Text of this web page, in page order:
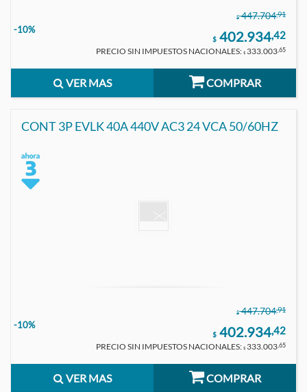
$ 447.704,91
-10%
$ 402.934,42
PRECIO SIN IMPUESTOS NACIONALES: $ 333.003,65
VER MAS COMPRAR
CONT 3P EVLK 40A 440V AC3 24 VCA 50/60HZ
$ 447.704,91
-10%
$ 402.934,42
PRECIO SIN IMPUESTOS NACIONALES: $ 333.003,65
VER MAS COMPRAR